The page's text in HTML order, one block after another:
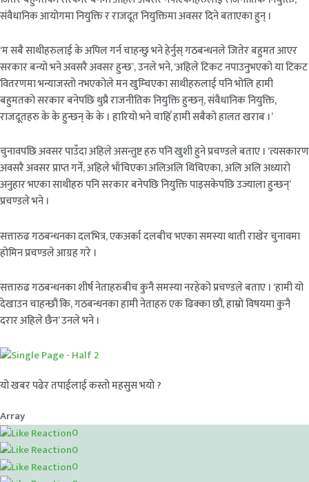
संवैधानिक आयोगमा नियुक्ति र राजदूत नियुक्तिमा अवसर दिने बताएका हुन् ।
‘म सबै साथीहरुलाई के अपिल गर्न चाहन्छु भने हेर्नुस् गठबन्धनले जितेर बहुमत आएर
सरकार बन्यो भने अवसरै अवसर हुन्छ’, उनले भने, ‘अहिले टिकट नपाउनुभएको या टिकट
वितरणमा भन्याजस्तो नभएकोले मन खुम्चिएका साथीहरुलाई पनि भोलि हामी
बहुमतको सरकार बनेपछि थुप्रै राजनीतिक नियुक्ति हुन्छन्, संवैधानिक नियुक्ति,
राजदूतहरु के के हुन्छन् के के । हारियो भने चाहिँ हामी सबैको हालत खराब ।’
चुनावपछि अवसर पाउँदा अहिले असन्तुष्ट हरु पनि खुशी हुने प्रचण्डले बताए । ‘त्यसकारण
अवसरै अवसर प्राप्त गर्ने, अहिले भाँचिएका अलिअलि थिचिएका, अलि अलि अध्यारो
अनुहार भएका साथीहरु पनि सरकार बनेपछि नियुक्ति पाइसकेपछि उज्याला हुन्छन्’
प्रचण्डले भने ।
सत्तारुढ गठबन्धनका दलभित्र, एकअर्का दलबीच भएका समस्या थाती राखेर चुनावमा
होमिन प्रचण्डले आग्रह गरे ।
सत्तारुढ गठबन्धनका शीर्ष नेताहरुबीच कुनै समस्या नरहेको प्रचण्डले बताए । ‘हामी यो
देखाउन चाहन्छौं कि, गठबन्धनका हामी नेताहरु एक ढिक्का छौं, हाम्रो विषयमा कुनै
दरार अहिले छैन’ उनले भने ।
यो खबर पढेर तपाईलाई कस्तो महसुस भयो ?
Array
0
0
0